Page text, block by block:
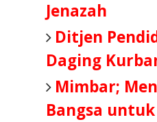
Jenazah
Ditjen
Daging
Mimbar;
Bangsa